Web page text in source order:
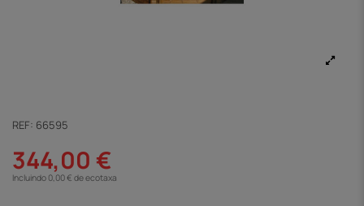
REF: 66595
344,00 €
Incluindo 0,00 € de ecotaxa